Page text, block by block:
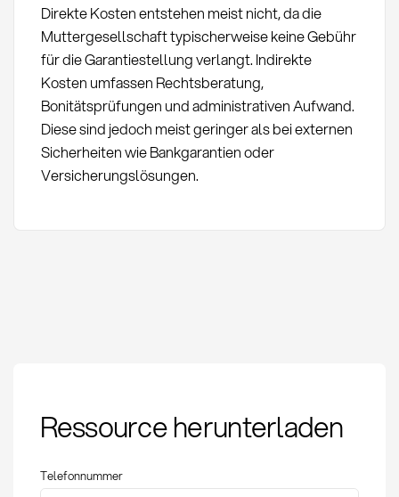
Direkte Kosten entstehen meist nicht, da die
Muttergesellschaft typischerweise keine Gebühr
für die Garantiestellung verlangt. Indirekte
Kosten umfassen Rechtsberatung,
Bonitätsprüfungen und administrativen Aufwand.
Diese sind jedoch meist geringer als bei externen
Sicherheiten wie Bankgarantien oder
Versicherungslösungen.
Guarantee: Definition
und Anwendung im
Ressource herunterladen
Telefonnummer